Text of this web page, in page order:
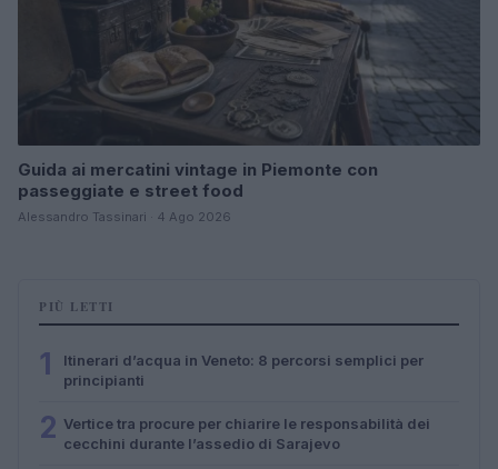
Guida ai mercatini vintage in Piemonte con
passeggiate e street food
Alessandro Tassinari · 4 Ago 2026
PIÙ LETTI
1
Itinerari d’acqua in Veneto: 8 percorsi semplici per
principianti
2 Vertice tra procure per chiarire le responsabilità dei
cecchini durante l’assedio di Sarajevo